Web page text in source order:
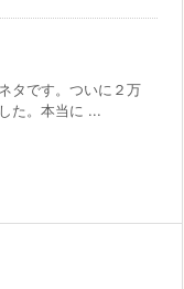
タです。ついに２万
た。本当に ...